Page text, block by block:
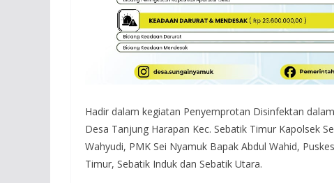
Hadir dalam kegiatan Penyemprotan Disinfektan
Desa Tanjung Harapan Kec. Sebatik Timur Kapolsek
Wahyudi, PMK Sei Nyamuk Bapak Abdul Wahid,
Timur, Sebatik Induk dan Sebatik Utara.